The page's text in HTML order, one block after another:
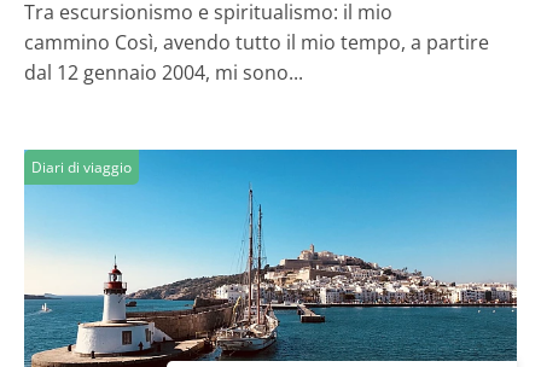
Tra escursionismo e spiritualismo: il mio
cammino Così, avendo tutto il mio tempo, a partire
dal 12 gennaio 2004, mi sono...
Diari di viaggio